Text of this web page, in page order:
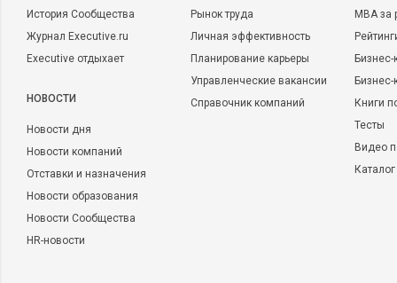
История Сообщества
Журнал Executive.ru
Executive отдыхает
НОВОСТИ
Новости дня
Новости компаний
Отставки и назначения
Новости образования
Новости Сообщества
HR-новости
Рынок труда
Личная эффективность
Планирование карьеры
Управленческие вакансии
Справочник компаний
MBA
Бизнес-
Книги
Тесты
Видео